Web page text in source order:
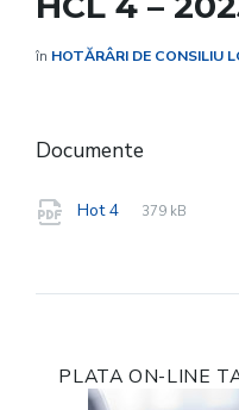
în HOTĂRÂRI DE CONSILIU
Documente
Hot 4
File
pdf
File
379 kB
PLATA ON-LINE